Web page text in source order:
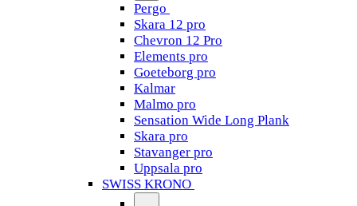
Pergo
Skara 12 pro
Chevron 12 Pro
Elements pro
Goeteborg pro
Kalmar
Malmo pro
Sensation Wide Long Plank
Skara pro
Stavanger pro
Uppsala pro
SWISS KRONO